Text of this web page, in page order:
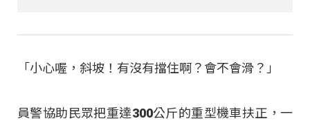
「小心喔，斜坡！有沒有擋住啊？會不會滑？」
員警協助民眾把重達300公斤的重型機車扶正，一